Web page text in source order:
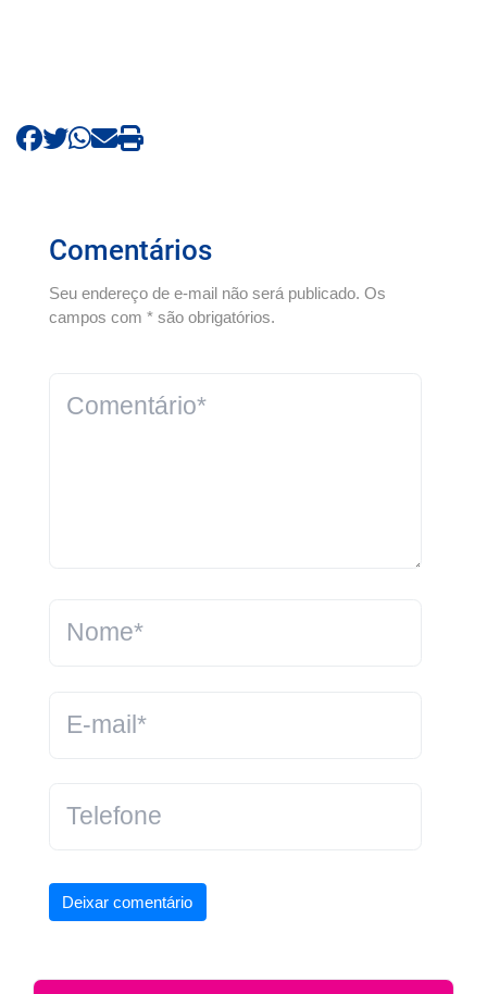
Comentários
Seu endereço de e-mail não será publicado. Os
campos com * são obrigatórios.
Deixar comentário